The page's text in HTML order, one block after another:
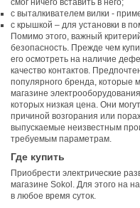
смог ничего вставить в него;
с выталкивателем вилки -
с крышкой – для установки в
Помимо этого, важный
безопасность. Прежде чем
его осмотреть на наличие
качество контактов.
популярного бренда, которые
магазине
которых низкая цена. Они
причиной возгорания или
выпускаемые неизвестным
требуемым параметрам.
Где купить
Приобрести электрические
магазине Sokol. Для этого на
в любое время суток.